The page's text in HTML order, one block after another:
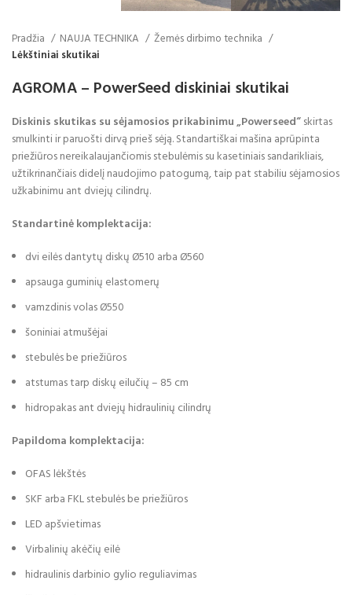
Pradžia NAUJA TECHNIKA
Žemės dirbimo technika
Lėkštiniai skutikai
AGROMA – PowerSeed diskiniai skutikai
Diskinis skutikas su sėjamosios prikabinimu „Powerseed“skirtas
smulkinti ir paruošti dirvą prieš sėją. Standartiškai mašina aprūpinta
priežiūros nereikalaujančiomis stebulėmis su kasetiniais sandarikliais,
užtikrinančiais didelį naudojimo patogumą, taip pat stabiliu sėjamosios
užkabinimu ant dviejų cilindrų.
Standartinė komplektacija:
dvi eilės dantytų diskų Ø510 arba Ø560
apsauga guminių elastomerų
vamzdinis volas Ø550
šoniniai atmušėjai
stebulės be priežiūros
atstumas tarp diskų eilučių – 85 cm
hidropakas ant dviejų hidraulinių cilindrų
Papildoma komplektacija:
OFAS lėkštės
SKF arba FKL stebulės be priežiūros
LED apšvietimas
Virbalinių akėčių eilė
hidraulinis darbinio gylio reguliavimas